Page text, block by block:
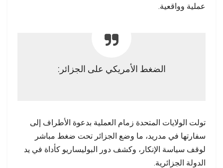
عملية وواقعية.
الضغط الأمريكي على الجزائر:
تولت الولايات المتحدة زمام العملية بدعوة الأطراف إلى
سفارتها في مدريد، ما وضع الجزائر تحت ضغط مباشر
لوقف سياسة الإنكار، وكشف دور البوليساريو كأداة في يد
الدولة الجزائرية.